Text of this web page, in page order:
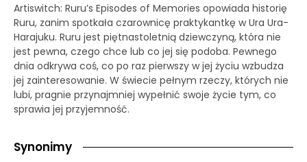
Artiswitch: Ruru’s Episodes of Memories opowiada historię
Ruru, zanim spotkała czarownicę praktykantkę w Ura Ura-
Harajuku. Ruru jest piętnastoletnią dziewczyną, która nie
jest pewna, czego chce lub co jej się podoba. Pewnego
dnia odkrywa coś, co po raz pierwszy w jej życiu wzbudza
jej zainteresowanie. W świecie pełnym rzeczy, których nie
lubi, pragnie przynajmniej wypełnić swoje życie tym, co
sprawia jej przyjemność.
Synonimy